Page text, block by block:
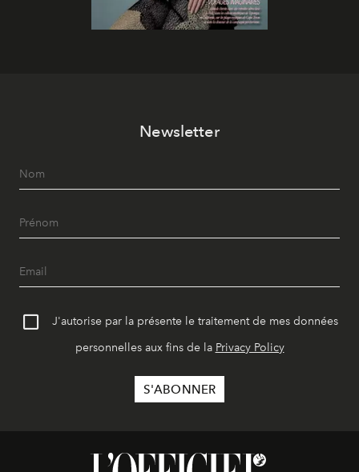
Newsletter
J'autorise par la présente le traitement de mes données
personnelles aux fins de la Privacy Policy